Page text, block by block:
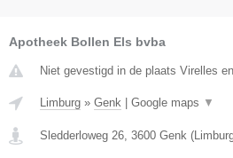
Apotheek Bollen Els bvba
Niet gevestigd in de plaats Virelles
Limburg » Genk | Google maps ▼
Sledderloweg 26 3600 Genk (